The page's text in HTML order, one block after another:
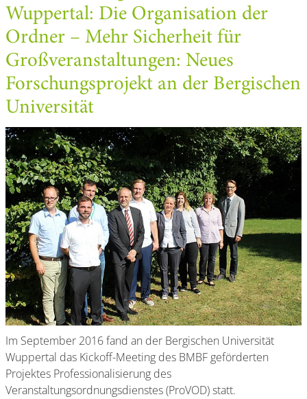
Wuppertal: Die Organisation der
Ordner – Mehr Sicherheit für
Großveranstaltungen: Neues
Forschungsprojekt an der Bergischen
Universität
Im September 2016 fand an der Bergischen Universität
Wuppertal das Kickoff-Meeting des BMBF geförderten
Projektes Professionalisierung des
Veranstaltungsordnungsdienstes (ProVOD) statt.